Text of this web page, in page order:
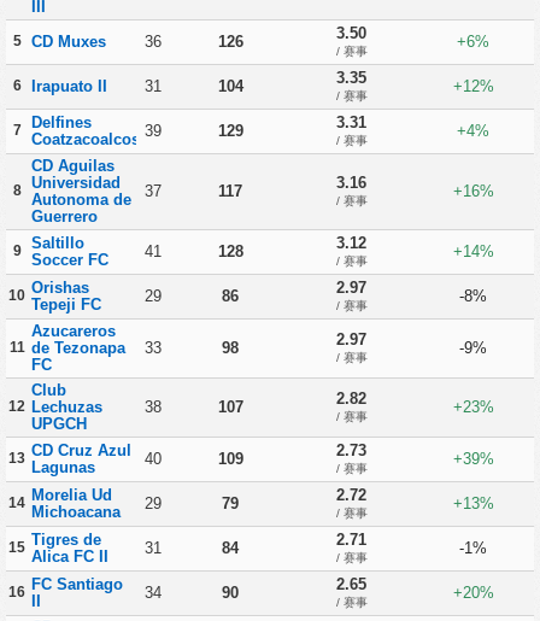
5 CD Muxes 36 126 3.50
/ 赛事
+6%
6 Irapuato II 31 104 3.35
/ 赛事
+12%
7
Delfines
Coatzacoalcos 39 129 3.31
/ 赛事
+4%
8
CD Aguilas
Universidad
Autonoma de
Guerrero
37 117 3.16
/ 赛事
+16%
9
Saltillo
Soccer FC
41 128 3.12
/ 赛事
+14%
10 Orishas
Tepeji FC
29 86 2.97
/ 赛事
-8%
11
Azucareros
de Tezonapa
FC
33 98 2.97
/ 赛事
-9%
12
Club
Lechuzas
UPGCH
38 107 2.82
/ 赛事
+23%
13 CD Cruz Azul
Lagunas
40 109 2.73
/ 赛事
+39%
14 Morelia Ud
Michoacana
29 79 2.72
/ 赛事
+13%
15 Tigres de
Alica FC II
31 84 2.71
/ 赛事
-1%
16 FC Santiago
34 90 2.65
/ 赛事
+20%